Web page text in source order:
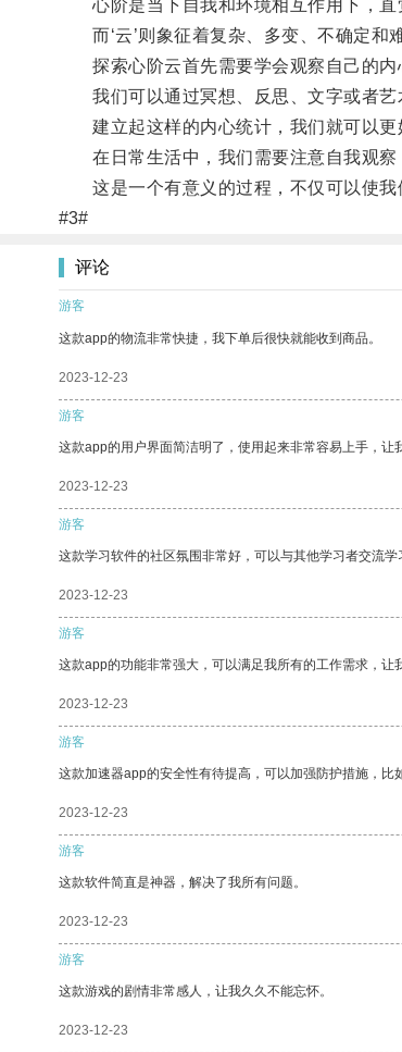
心阶是当下自我和环境相互作用下，直
而‘云’则象征着复杂、多变、不确定和
探索心阶云首先需要学会观察自己的内
我们可以通过冥想、反思、文字或者艺
建立起这样的内心统计，我们就可以更
在日常生活中，我们需要注意自我观察
这是一个有意义的过程，不仅可以使我
#3#
评论
游客
这款app的物流非常快捷，我下单后很快就能收到商品。
2023-12-23
游客
这款app的用户界面简洁明了，使用起来非常容易上手，让
2023-12-23
游客
这款学习软件的社区氛围非常好，可以与其他学习者交流学
2023-12-23
游客
这款app的功能非常强大，可以满足我所有的工作需求，让
2023-12-23
游客
这款加速器app的安全性有待提高，可以加强防护措施，比
2023-12-23
游客
这款软件简直是神器，解决了我所有问题。
2023-12-23
游客
这款游戏的剧情非常感人，让我久久不能忘怀。
2023-12-23